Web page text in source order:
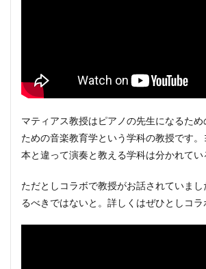
マティアス教授はピアノの先生になるた
ための音楽教育学という学科の教授です
本と違って演奏と教える学科は分かれてい
ただとしコラボで教授がお話されていま
るべきではないと。詳しくはぜひとしコ